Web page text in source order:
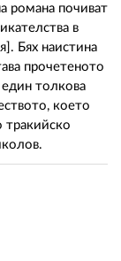
романа почиват
в
Бях наистина
прочетеното
толкова
което
тракийско